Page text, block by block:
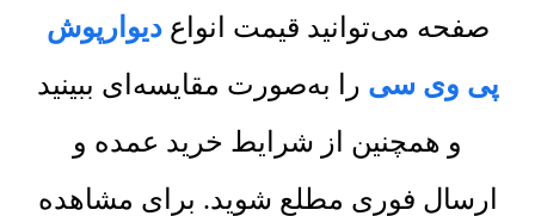
صفحه می‌توانید قیمت انواعدیوارپوش
پی وی سی را به‌صورت مقایسه‌ای ببینید
و همچنین از شرایط خرید عمده و
ارسال فوری مطلع شوید. برای مشاهده